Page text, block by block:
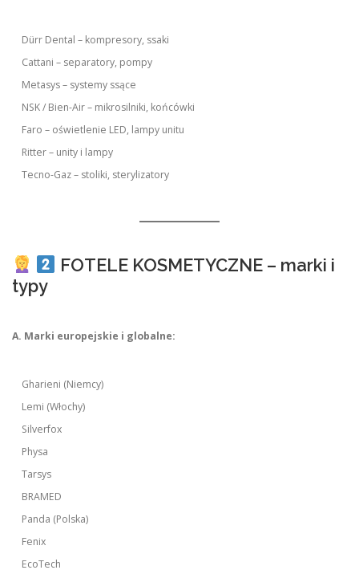
Dürr Dental – kompresory, ssaki
Cattani – separatory, pompy
Metasys – systemy ssące
NSK / Bien-Air – mikrosilniki, końcówki
Faro – oświetlenie LED, lampy unitu
Ritter – unity i lampy
Tecno-Gaz – stoliki, sterylizatory
FOTELE KOSMETYCZNE – marki i
typy
A. Marki europejskie i globalne:
Gharieni (Niemcy)
Lemi (Włochy)
Silverfox
Physa
Tarsys
BRAMED
Panda (Polska)
Fenix
EcoTech